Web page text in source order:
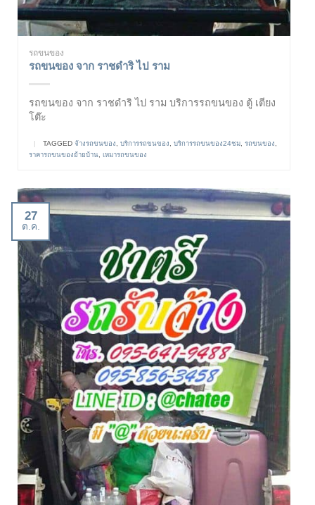
รถขนของ
รถขนของ จาก ราชดำริ ไป ราม
รถขนของ จาก ราชดำริ ไป ราม บริการรถขนของ ตู้ เตียง
โต๊ะ
| TAGGED จ้างรถขนของ, บริการรถขนของ, บริการรถขนของ24ชม, รถขนของ,
ราคารถขนของย้ายบ้าน, เหมารถขนของ
27
ต.ค.